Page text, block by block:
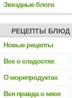
Звездные блоги
РЕЦЕПТЫ БЛЮД
Новые рецепты
Все о сладостях
О морепродуктах
Вся правда о мясе